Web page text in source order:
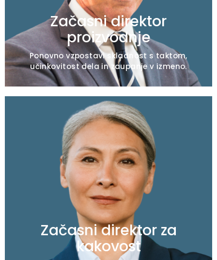
Začasni direktor
proizvodnje
Ponovno vzpostavi skladnost s taktom,
učinkovitost dela in zaupanje v izmeno.
Odtegnitev nadzornika
Začasni direktor za
kakovost
Tipična pooblastila
Tveganje pri certificiranju / revizija panike
Vzpostavitev omejevanja / vrzel osnovnega
Eskalacija pritožb strank